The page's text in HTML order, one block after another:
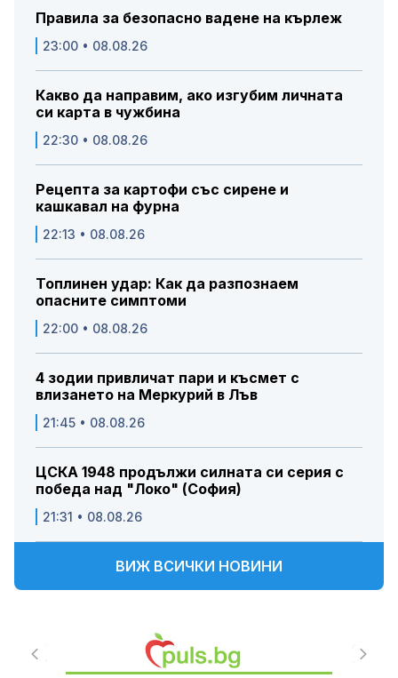
Правила за безопасно вадене на кърлеж
23:00 • 08.08.26
Какво да направим, ако изгубим личната
си карта в чужбина
22:30 • 08.08.26
Рецепта за картофи със сирене и
кашкавал на фурна
22:13 • 08.08.26
Топлинен удар: Как да разпознаем
опасните симптоми
22:00 • 08.08.26
4 зодии привличат пари и късмет с
влизането на Меркурий в Лъв
21:45 • 08.08.26
ЦСКА 1948 продължи силната си серия с
победа над "Локо" (София)
21:31 • 08.08.26
ВИЖ ВСИЧКИ НОВИНИ